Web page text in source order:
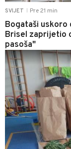
SVIJET Pre 21 min
Bogataši
Brisel zaprijetio
pasoša"